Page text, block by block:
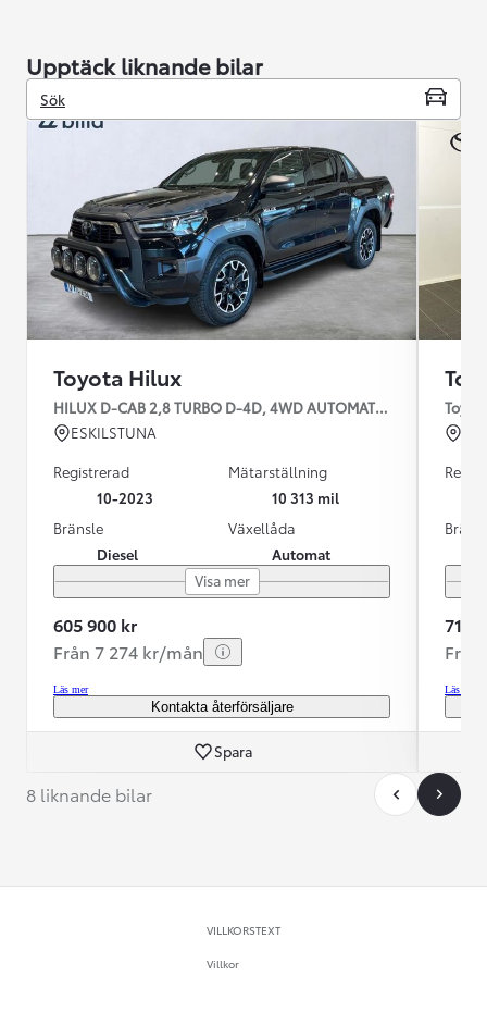
Upptäck liknande bilar
Sök
Toyota Hilux
HILUX D-CAB 2,8 TURBO D-4D, 4WD AUTOMAT INVINCIBLE
ESKILSTUNA
Registrerad
10-2023
Mätarställning
10 313 mil
Bränsle
Diesel
Växellåda
Automat
Visa mer
605 900 kr
Från 7 274 kr/mån
Läs mer
Kontakta återförsäljare
Spara
719
Läs mer
8 liknande bilar
VILLKORSTEXT
Villkor